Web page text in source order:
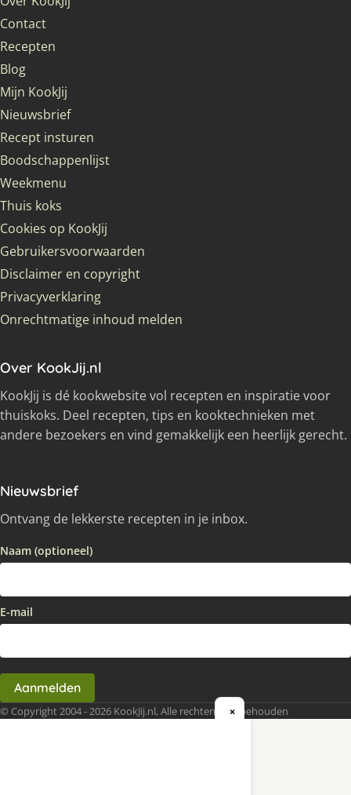
Contact
Recepten
Blog
Mijn KookJij
Nieuwsbrief
Recept insturen
Boodschappenlijst
Weekmenu
Thuis koks
Cookies op KookJij
Gebruikersvoorwaarden
Disclaimer en copyright
Privacyverklaring
Onrechtmatige inhoud melden
Over KookJij.nl
KookJij is dé kookwebsite vol recepten en inspiratie voor
thuiskoks. Deel recepten, tips en kooktechnieken met
andere bezoekers en vind gemakkelijk een heerlijk gerecht.
Nieuwsbrief
Ontvang de lekkerste recepten in je inbox.
Naam (optioneel)
E-mail
Aanmelden
© Copyright 2004 - 2026 KookJij.nl, Alle rechten voorbehouden
×